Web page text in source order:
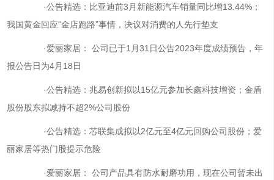
·公告精选：比亚迪前3月新能源汽车销量同比增13.44%；
我国黄金回应“金店跑路”事情，决议对消费的人先行垫支
·爱丽家居： 公司已于1月31日公告2023年度成绩预告，年
报公告日为4月18日
·公告精选：兆易创新拟以15亿元参加长鑫科技增资；金盾
股份股东拟减持不超2%公司股份
·公告精选：芯联集成拟以2亿元至4亿元回购公司股份；爱
丽家居等热门股提示危险
·爱丽家居： 公司产品具有防水耐磨功用，现在公司暂未出